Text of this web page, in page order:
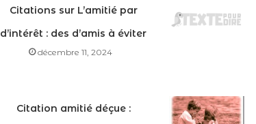
Citations sur L’amitié par
d’intérêt : des d’amis à éviter
décembre 11, 2024
Citation amitié déçue :